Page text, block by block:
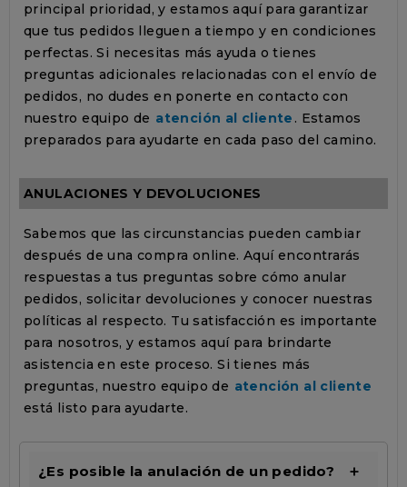
principal prioridad, y estamos aquí para garantizar
que tus pedidos lleguen a tiempo y en condiciones
perfectas. Si necesitas más ayuda o tienes
preguntas adicionales relacionadas con el envío de
pedidos, no dudes en ponerte en contacto con
nuestro equipo de atención al cliente . Estamos
preparados para ayudarte en cada paso del camino.
ANULACIONES Y DEVOLUCIONES
Sabemos que las circunstancias pueden cambiar
después de una compra online. Aquí encontrarás
respuestas a tus preguntas sobre cómo anular
pedidos, solicitar devoluciones y conocer nuestras
políticas al respecto. Tu satisfacción es importante
para nosotros, y estamos aquí para brindarte
asistencia en este proceso. Si tienes más
preguntas, nuestro equipo de atención al cliente
está listo para ayudarte.
¿Es posible la anulación de un pedido?